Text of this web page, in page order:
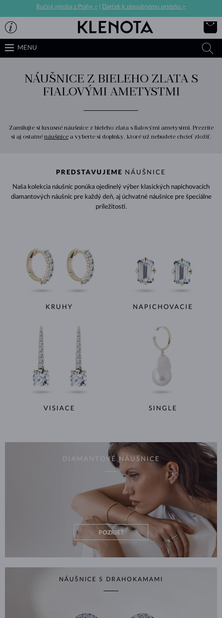
Ručná výroba z Prahy > Darček k zásnubnému prsteňu >
MENU
NÁUŠNICE Z BIELEHO ZLATA S
FIALOVÝMI AMETYSTMI
Zamilujte si luxusné náušnice z bieleho zlata s fialovými ametystmi. Prezrite
si aj ostatné náušnice a vyberte si doplnky, ktoré už nebudete chcieť zložiť.
PREDSTAVUJEME NÁUŠNICE
Naša kolekcia náušníc ponúka ojedinelý výber klasických napichovacích
diamantových náušníc pre každý deň, aj úchvatné náušnice pre špeciálne
príležitosti.
KRUHY NAPICHOVACIE
VISIACE SINGLE
DIAMANTOVÉ NÁUŠNICE
POZRIEŤ
NÁUŠNICE S DRAHOKAMAMI